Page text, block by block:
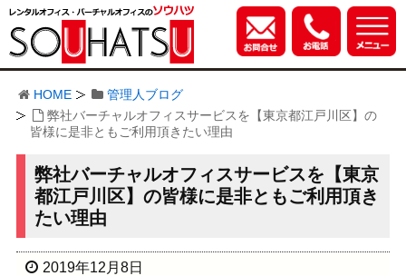
HOME
管理人ブログ
弊社バーチャルオフィスサービスを【東京都江戸川区】の
皆様に是非ともご利用頂きたい理由
弊社バーチャルオフィスサービスを【東京
都江戸川区】の皆様に是非ともご利用頂き
たい理由
2019年12月8日